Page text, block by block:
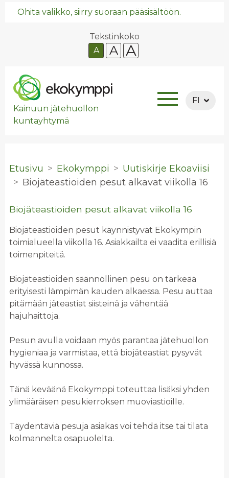
Ohita valikko, siirry suoraan pääsisältöön.
Tekstinkoko
A
A A
Kainuun jätehuollon
kuntayhtymä
FI
Etusivu Ekokymppi
Uutiskirje Ekoaviisi
Bio­jä­teas­tioi­den pesut al­ka­vat vii­kol­la 16
Biojäteastioiden pesut alkavat viikolla 16
Biojäteastioiden pesut käynnistyvät Ekokympin
toimialueella viikolla 16. Asiakkailta ei vaadita erillisiä
toimenpiteitä.
Biojäteastioiden säännöllinen pesu on tärkeää
erityisesti lämpimän kauden alkaessa. Pesu auttaa
pitämään jäteastiat siisteinä ja vähentää
hajuhaittoja.
Pesun avulla voidaan myös parantaa jätehuollon
hygieniaa ja varmistaa, että biojäteastiat pysyvät
hyvässä kunnossa.
Tänä keväänä Ekokymppi toteuttaa lisäksi yhden
ylimääräisen pesukierroksen muoviastioille.
Täydentäviä pesuja asiakas voi tehdä itse tai tilata
kolmannelta osapuolelta.